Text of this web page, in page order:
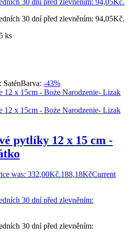
30 dní před zlevněním: 94,05Kč.
ks
SaténBarva: -43%
pytlíky 12 x 15 cm -
was: 332,00Kč.188,18KčCurrent
30 dní před zlevněním:
30 dní před zlevněním: